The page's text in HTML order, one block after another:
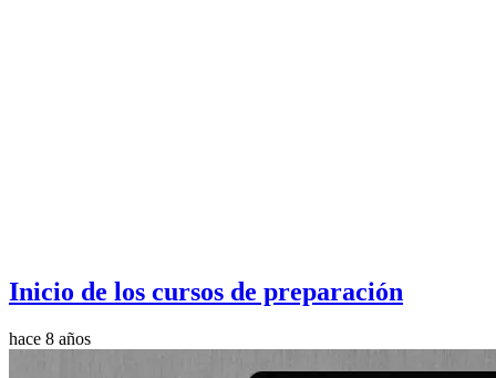
Inicio de los cursos de preparación
hace 8 años